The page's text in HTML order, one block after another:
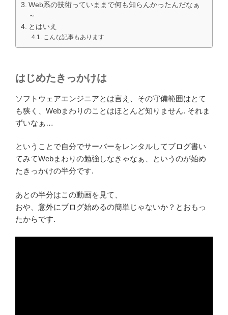
Web系の技術っていままで何も知らんかったんだなぁ
～
とはいえ
こんな記事もあります
はじめたきっかけは
ソフトウェアエンジニアとは言え、その守備範囲はとて
も狭く、Webまわりのことはほとんど知りません. それま
ずいなぁ…
ということで自分でサーバーをレンタルしてブログ書い
てみてWebまわりの勉強しなきゃなぁ、というのが始め
たきっかけの半分です.
あとの半分はこの動画を見て、
おや、意外にブログ始めるの簡単じゃないか？とおもっ
たからです.